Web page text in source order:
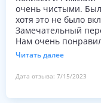
очень чистыми.
хотя это не было
Замечательный
Нам очень
Спасибо, Андреа.
Читать далее
Дата отзыва: 7/15/2023